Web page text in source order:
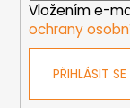
Vložením e-
ochrany
PŘIHLÁSIT SE